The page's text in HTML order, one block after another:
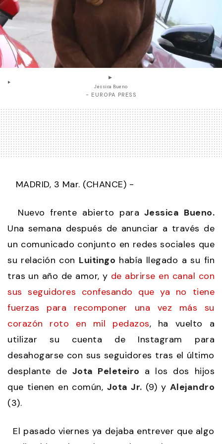
Jessica Bueno
- EUROPA PRESS
MADRID, 3 Mar. (CHANCE) -
Nuevo frente abierto para Jessica Bueno.
Una semana después de anunciar a través de
un comunicado conjunto en redes sociales que
su relación con Luitingo había llegado a su fin
tras un año de amor, y de abrirse en canal con
sus seguidores confesando que ya no tiene
fuerzas para recomponer una vez más su
corazón roto en mil pedazos, ha vuelto a
utilizar su cuenta de Instagram para
desahogarse con sus seguidores tras el último
desplante de Jota Peleteiro a los dos hijos
que tienen en común, Jota Jr. (9) y Alejandro
(3).
El pasado viernes ya dejaba entrever que algo